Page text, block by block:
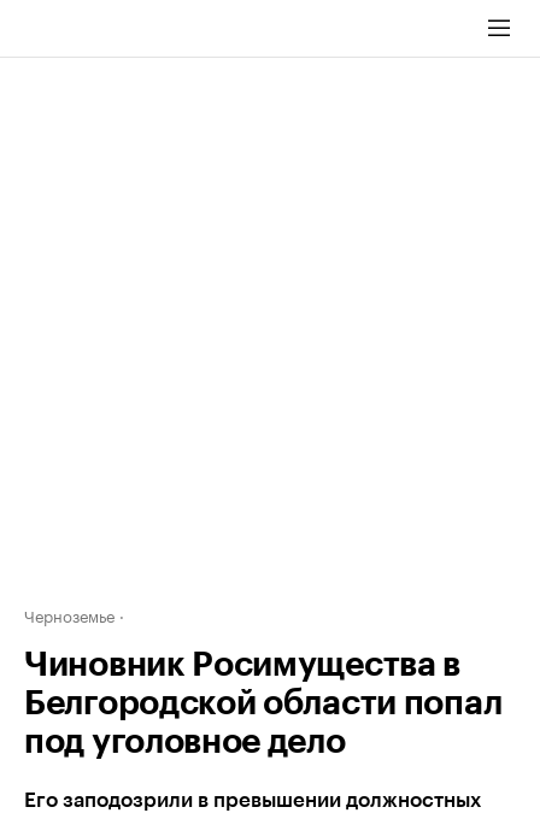
Черноземье
Чиновник Росимущества в
Белгородской области попал
под уголовное дело
Его заподозрили в превышении должностных